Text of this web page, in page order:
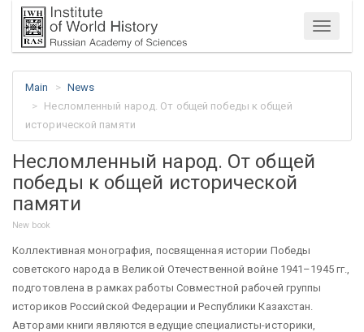
Menu
Main
News
Несломленный народ. Oт общей победы к общей
исторической памяти
Несломленный народ. Oт общей
победы к общей исторической
памяти
New book
Коллективная монография, посвященная истории Победы
советского народа в Великой Отечественной войне 1941–1945 гг.,
подготовлена в рамках работы Совместной рабочей группы
историков Российской Федерации и Республики Казахстан.
Авторами книги являются ведущие специалисты-историки,